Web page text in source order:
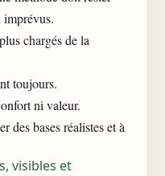
chargés de la
toujours.
ni valeur.
des bases réalistes et à
visibles et